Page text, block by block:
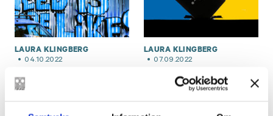
LAURA KLINGBERG
04.10.2022
Laura Klingberg:
Virtuell ångest
eller verklig ilska
LAURA KLINGBERG
07.09.2022
Laura Klingberg:
När demokratin
blir en plåga